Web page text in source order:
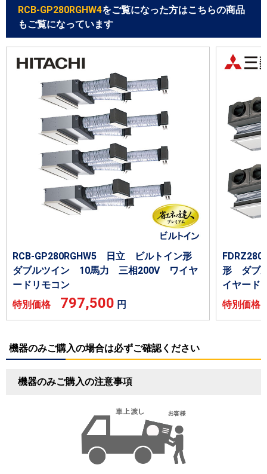
RCB-GP280RGHW4をご覧になった方はこちらの商品
もご覧になっています
RCB-GP280RGHW5 日立 ビルトイン形
ダブルツイン 10馬力 三相200V ワイヤ
ードリモコン
特別価格 797,500 円
形 ダブ
イヤード
特別価
機器のみご購入の場合は必ずご確認ください
機器のみご購入の注意事項